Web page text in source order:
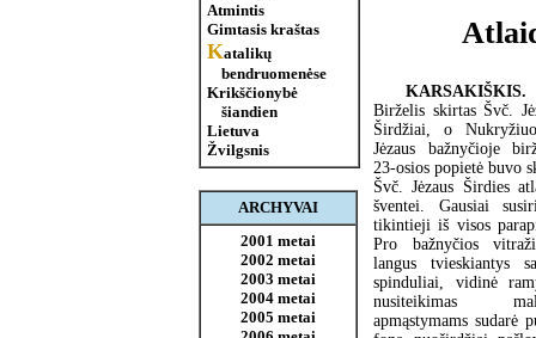
Atmintis
Gimtasis kraštas
Katalikų
bendruomenėse
Krikščionybė
šiandien
Lietuva
Žvilgsnis
ARCHYVAI
2001 metai
2002 metai
2003 metai
2004 metai
2005 metai
KARSAKIŠKIS.
Birželis skirtas Švč.
Širdžiai, o
Jėzaus bažnyčioje
23-osios popietė buvo
Švč. Jėzaus Širdies
šventei. Gausiai
tikintieji iš visos
Pro bažnyčios
langus tvieskiantys
spinduliai, vidinė
nusiteikimas
apmąstymams sudarė